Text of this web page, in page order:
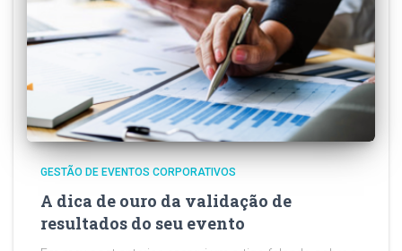
GESTÃO DE EVENTOS CORPORATIVOS
A dica de ouro da validação de
resultados do seu evento